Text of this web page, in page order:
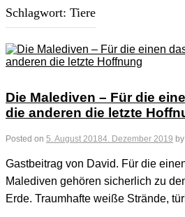
Schlagwort: Tiere
Die Malediven – Für die
die anderen die letzte
Posted on 5. August 20184. Dezember 2019 by
Gastbeitrag von David. Für die
Malediven gehören sicherlich zu
Erde. Traumhafte weiße Strände,